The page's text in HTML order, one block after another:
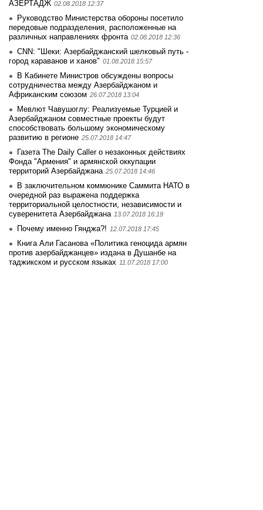
АЗЕРТАДЖ 02.08.2018 12:37
Руководство Министерства обороны посетило
передовые подразделения, расположенные на
различных направлениях фронта 02.08.2018 12:36
CNN: "Шеки: Азербайджанский шелковый путь -
город караванов и ханов" 01.08.2018 15:57
В Кабинете Министров обсуждены вопросы
сотрудничества между Азербайджаном и
Африканским союзом 26.07.2018 13:04
Мевлют Чавушоглу: Реализуемые Турцией и
Азербайджаном совместные проекты будут
способствовать большому экономическому
развитию в регионе 25.07.2018 14:47
Газета The Daily Caller о незаконных действиях
Фонда "Армения" и армянской оккупации
территорий Азербайджана 25.07.2018 14:46
В заключительном коммюнике Саммита НАТО в
очередной раз выражена поддержка
территориальной целостности, независимости и
суверенитета Азербайджана 13.07.2018 16:19
Почему именно Гянджа?! 12.07.2018 17:45
Книга Али Гасанова «Политика геноцида армян
против азербайджанцев» издана в Душанбе на
таджикском и русском языках 11.07.2018 17:00